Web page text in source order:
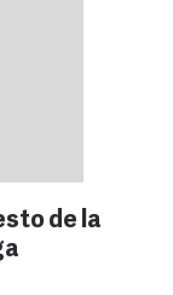
de la